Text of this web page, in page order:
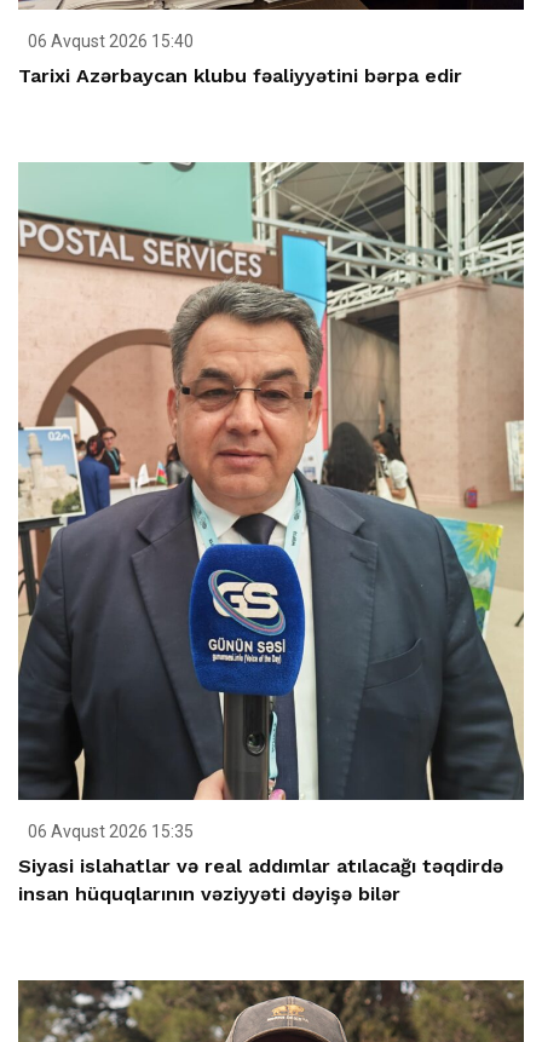
06 Avqust 2026 15:40
Tarixi Azərbaycan klubu fəaliyyətini bərpa edir
06 Avqust 2026 15:35
Siyasi islahatlar və real addımlar atılacağı təqdirdə
insan hüquqlarının vəziyyəti dəyişə bilər